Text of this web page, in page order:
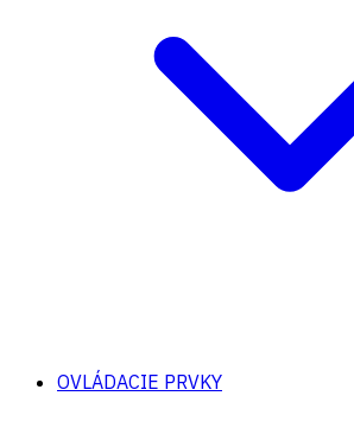
OVLÁDACIE PRVKY